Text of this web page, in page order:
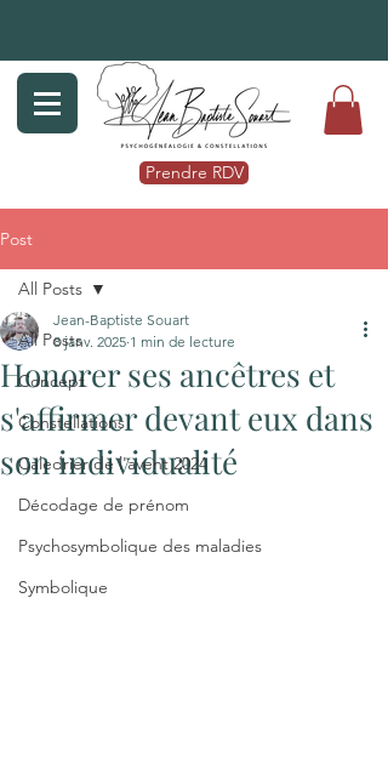
Prendre RDV
Post
All Posts
Concept
Constellations
Caledrier de l'avent 2024
Décodage de prénom
Psychosymbolique des maladies
Symbolique
All Posts
Honorer ses ancêtres et
s'affirmer devant eux dans
son individualité
Jean-Baptiste Souart
8 janv. 2025 1 min de lecture